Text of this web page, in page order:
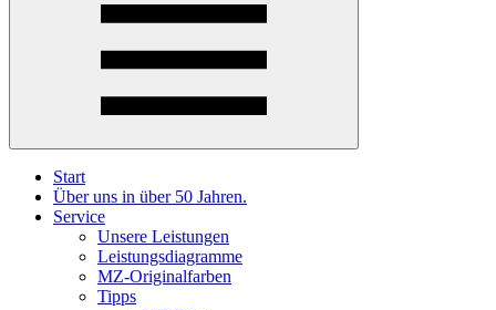
Start
Über uns in über 50 Jahren.
Service
Unsere Leistungen
Leistungsdiagramme
MZ-Originalfarben
Tipps